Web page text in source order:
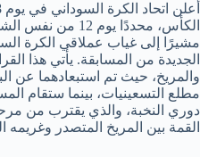
الكأس، محددًا يوم
مشيرًا إلى غياب عملاقي الكرة
الجديدة من المسابقة. يأتي هذا
والمريخ، حيث تم استبعادهما عن
مطلع التسعينيات، بينما ستقام
دوري النخبة، والذي يقترب من
القمة بين المريخ المتصدر وغريمه